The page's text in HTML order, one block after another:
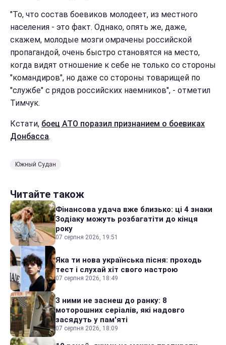
"То, что состав боевиков молодеет, из местного
населения - это факт. Однако, опять же, даже,
скажем, молодые мозги омрачены российской
пропагандой, очень быстро становятся на место,
когда видят отношение к себе не только со стороны
"командиров", но даже со стороны товарищей по
"службе" с рядов российских наемников", - отметил
Тимчук.
Кстати, боец АТО поразил признанием о боевиках
Донбасса.
Южный Судан
Читайте також
Фінансова удача вже близько: ці 4 знаки
Зодіаку можуть розбагатіти до кінця
року
07 серпня 2026, 19:51
Яка ти нова українська пісня: проходь
тест і слухай хіт свого настрою
07 серпня 2026, 18:49
З ними не заснеш до ранку: 8
моторошних серіалів, які надовго
засядуть у пам'яті
07 серпня 2026, 18:09